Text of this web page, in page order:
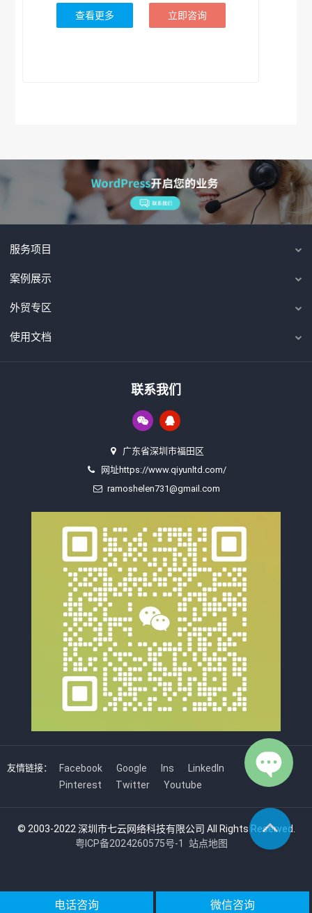
查看更多 立即咨询
服务项目
案例展示
外贸专区
使用文档
联系我们
广东省深圳市福田区
网址https://www.qiyunltd.com/
ramoshelen731@gmail.com
友情链接： Facebook Google Ins
LinkedIn
Pinterest
Twitter Youtube
© 2003-2022 深圳市七云网络科技有限公司 All Rights Reserved.
粤ICP备2024260575号-1
站点地图
微信咨询
电话咨询